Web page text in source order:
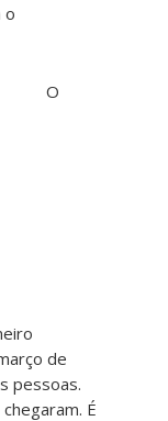
o
O
de
pessoas.
É